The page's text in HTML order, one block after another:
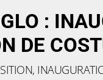
:
DE
,